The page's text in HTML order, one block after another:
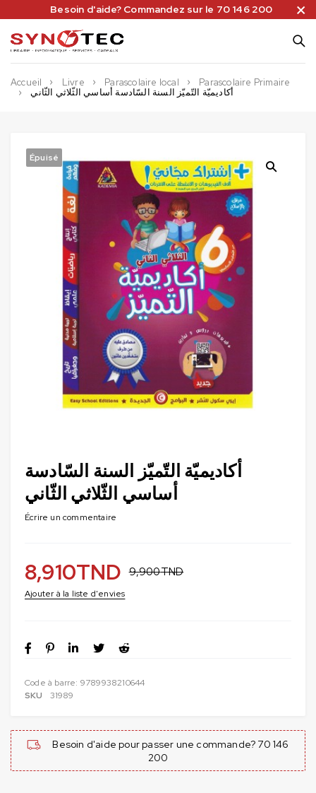
Besoin d'aide? Commandez sur le 70 146 200
Accueil Livre Parascolaire local
Parascolaire Primaire
أكاديميّة التّميّز السنة السّادسة أساسي الثّلاثي الثّاني
Épuisé
أكاديميّة التّميّز السنة السّادسة
أساسي الثّلاثي الثّاني
Écrire un commentaire
9,900TND
8,910TND
Code à barre: 9789938210644
SKU
31989
Besoin d'aide pour passer une commande? 70 146
200